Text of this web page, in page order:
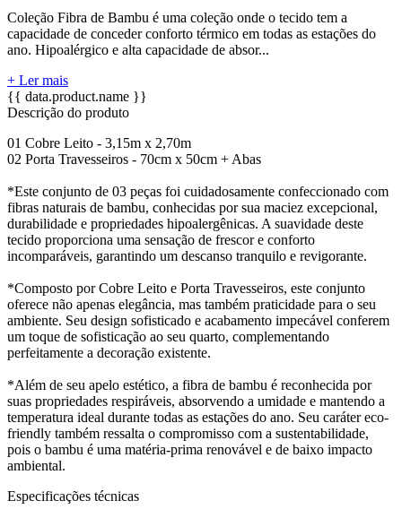
Coleção Fibra de Bambu é uma coleção onde o tecido tem a
capacidade de conceder conforto térmico em todas as estações do
ano. Hipoalérgico e alta capacidade de absor...
+ Ler mais
{{ data.product.name }}
Descrição do produto
01 Cobre Leito - 3,15m x 2,70m
02 Porta Travesseiros - 70cm x 50cm + Abas
*Este conjunto de 03 peças foi cuidadosamente confeccionado com
fibras naturais de bambu, conhecidas por sua maciez excepcional,
durabilidade e propriedades hipoalergênicas. A suavidade deste
tecido proporciona uma sensação de frescor e conforto
incomparáveis, garantindo um descanso tranquilo e revigorante.
*Composto por Cobre Leito e Porta Travesseiros, este conjunto
oferece não apenas elegância, mas também praticidade para o seu
ambiente. Seu design sofisticado e acabamento impecável conferem
um toque de sofisticação ao seu quarto, complementando
perfeitamente a decoração existente.
*Além de seu apelo estético, a fibra de bambu é reconhecida por
suas propriedades respiráveis, absorvendo a umidade e mantendo a
temperatura ideal durante todas as estações do ano. Seu caráter eco-
friendly também ressalta o compromisso com a sustentabilidade,
pois o bambu é uma matéria-prima renovável e de baixo impacto
ambiental.
Especificações técnicas